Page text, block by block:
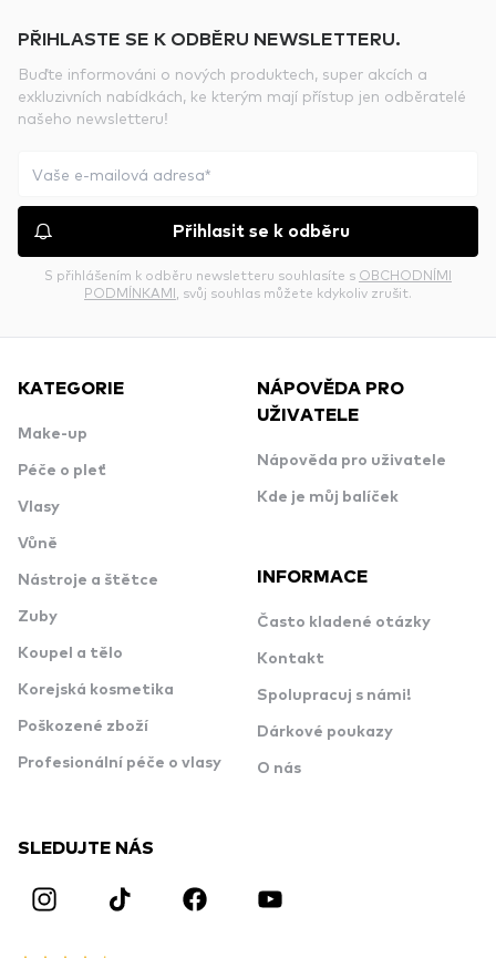
PŘIHLASTE SE K ODBĚRU NEWSLETTERU.
Buďte informováni o nových produktech, super akcích a
exkluzivních nabídkách, ke kterým mají přístup jen odběratelé
našeho newsletteru!
Přihlasit se k odběru
S přihlášením k odběru newsletteru souhlasíte s OBCHODNÍMI
PODMÍNKAMI , svůj souhlas můžete kdykoliv zrušit.
KATEGORIE
Make-up
Péče o pleť
Vlasy
Vůně
Nástroje a štětce
Zuby
Koupel a tělo
Korejská kosmetika
Poškozené zboží
Profesionální péče o vlasy
NÁPOVĚDA PRO
UŽIVATELE
Nápověda pro uživatele
Kde je můj balíček
INFORMACE
Často kladené otázky
Kontakt
Spolupracuj s námi!
Dárkové poukazy
O nás
SLEDUJTE NÁS